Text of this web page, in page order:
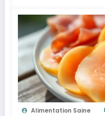
Alimentation Saine